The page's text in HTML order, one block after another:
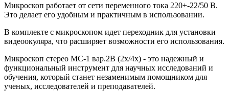
Микроскоп работает от сети переменного тока 220+-22/50 В.
Это делает его удобным и практичным в использовании.
В комплекте с микроскопом идет переходник для установки
видеоокуляра, что расширяет возможности его использования.
Микроскоп стерео МС-1 вар.2B (2х/4х) - это надежный и
функциональный инструмент для научных исследований и
обучения, который станет незаменимым помощником для
ученых, исследователей и преподавателей.